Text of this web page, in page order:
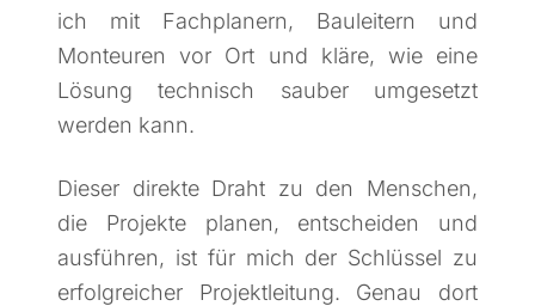
ich mit Fachplanern, Bauleitern und
Monteuren vor Ort und kläre, wie eine
Lösung technisch sauber umgesetzt
werden kann.
Dieser direkte Draht zu den Menschen,
die Projekte planen, entscheiden und
ausführen, ist für mich der Schlüssel zu
erfolgreicher Projektleitung. Genau dort